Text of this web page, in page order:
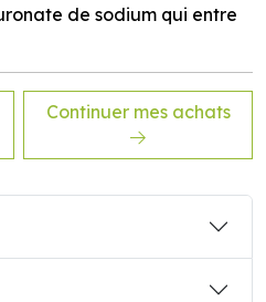
de sodium qui entre
Continuer mes achats